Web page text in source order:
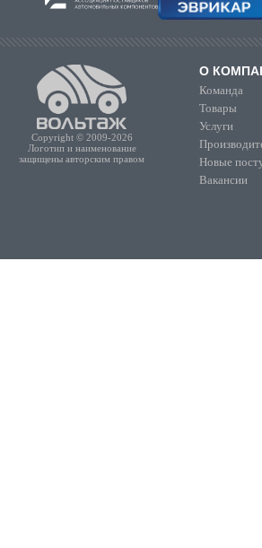
Copyright © 2009-2026
Логотип и наименование
защищены авторским правом
О
Команда
Товары
Услуги
Новые
Вакансии